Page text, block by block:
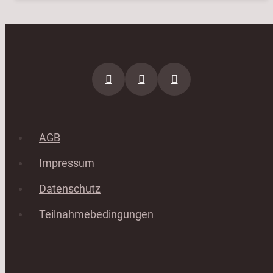
AGB
Impressum
Datenschutz
Teilnahmebedingungen